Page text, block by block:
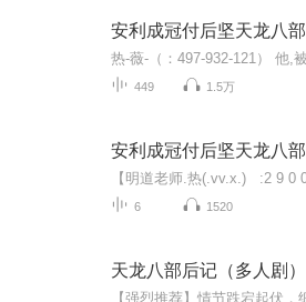
安利成冠付后坚天龙八部
449 1.5万
安利成冠付后坚天龙八部
6 1520
天龙八部后记（多人剧）